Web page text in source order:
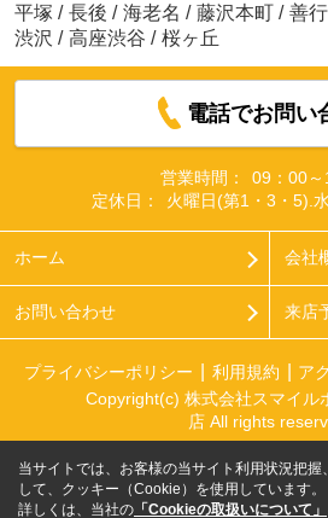
平塚 / 長後 / 海老名 / 藤沢本町 / 善行
渋沢 / 高座渋谷 / 桜ヶ丘
電話でお問い
営業時間：
09：00
定休日：
火曜日(第1・3・5).
ホーム 会社
お問い合わせ 来店
プライバシーポリシー 利用規約 ア
Copyright(c) 株式会社スマイ
店 All rights
当サイトでは、お客様の当サイト利用状況把握
して、クッキー（Cookie）を使用しています。
詳しくは、当社の 「Cookieの取扱いについて」